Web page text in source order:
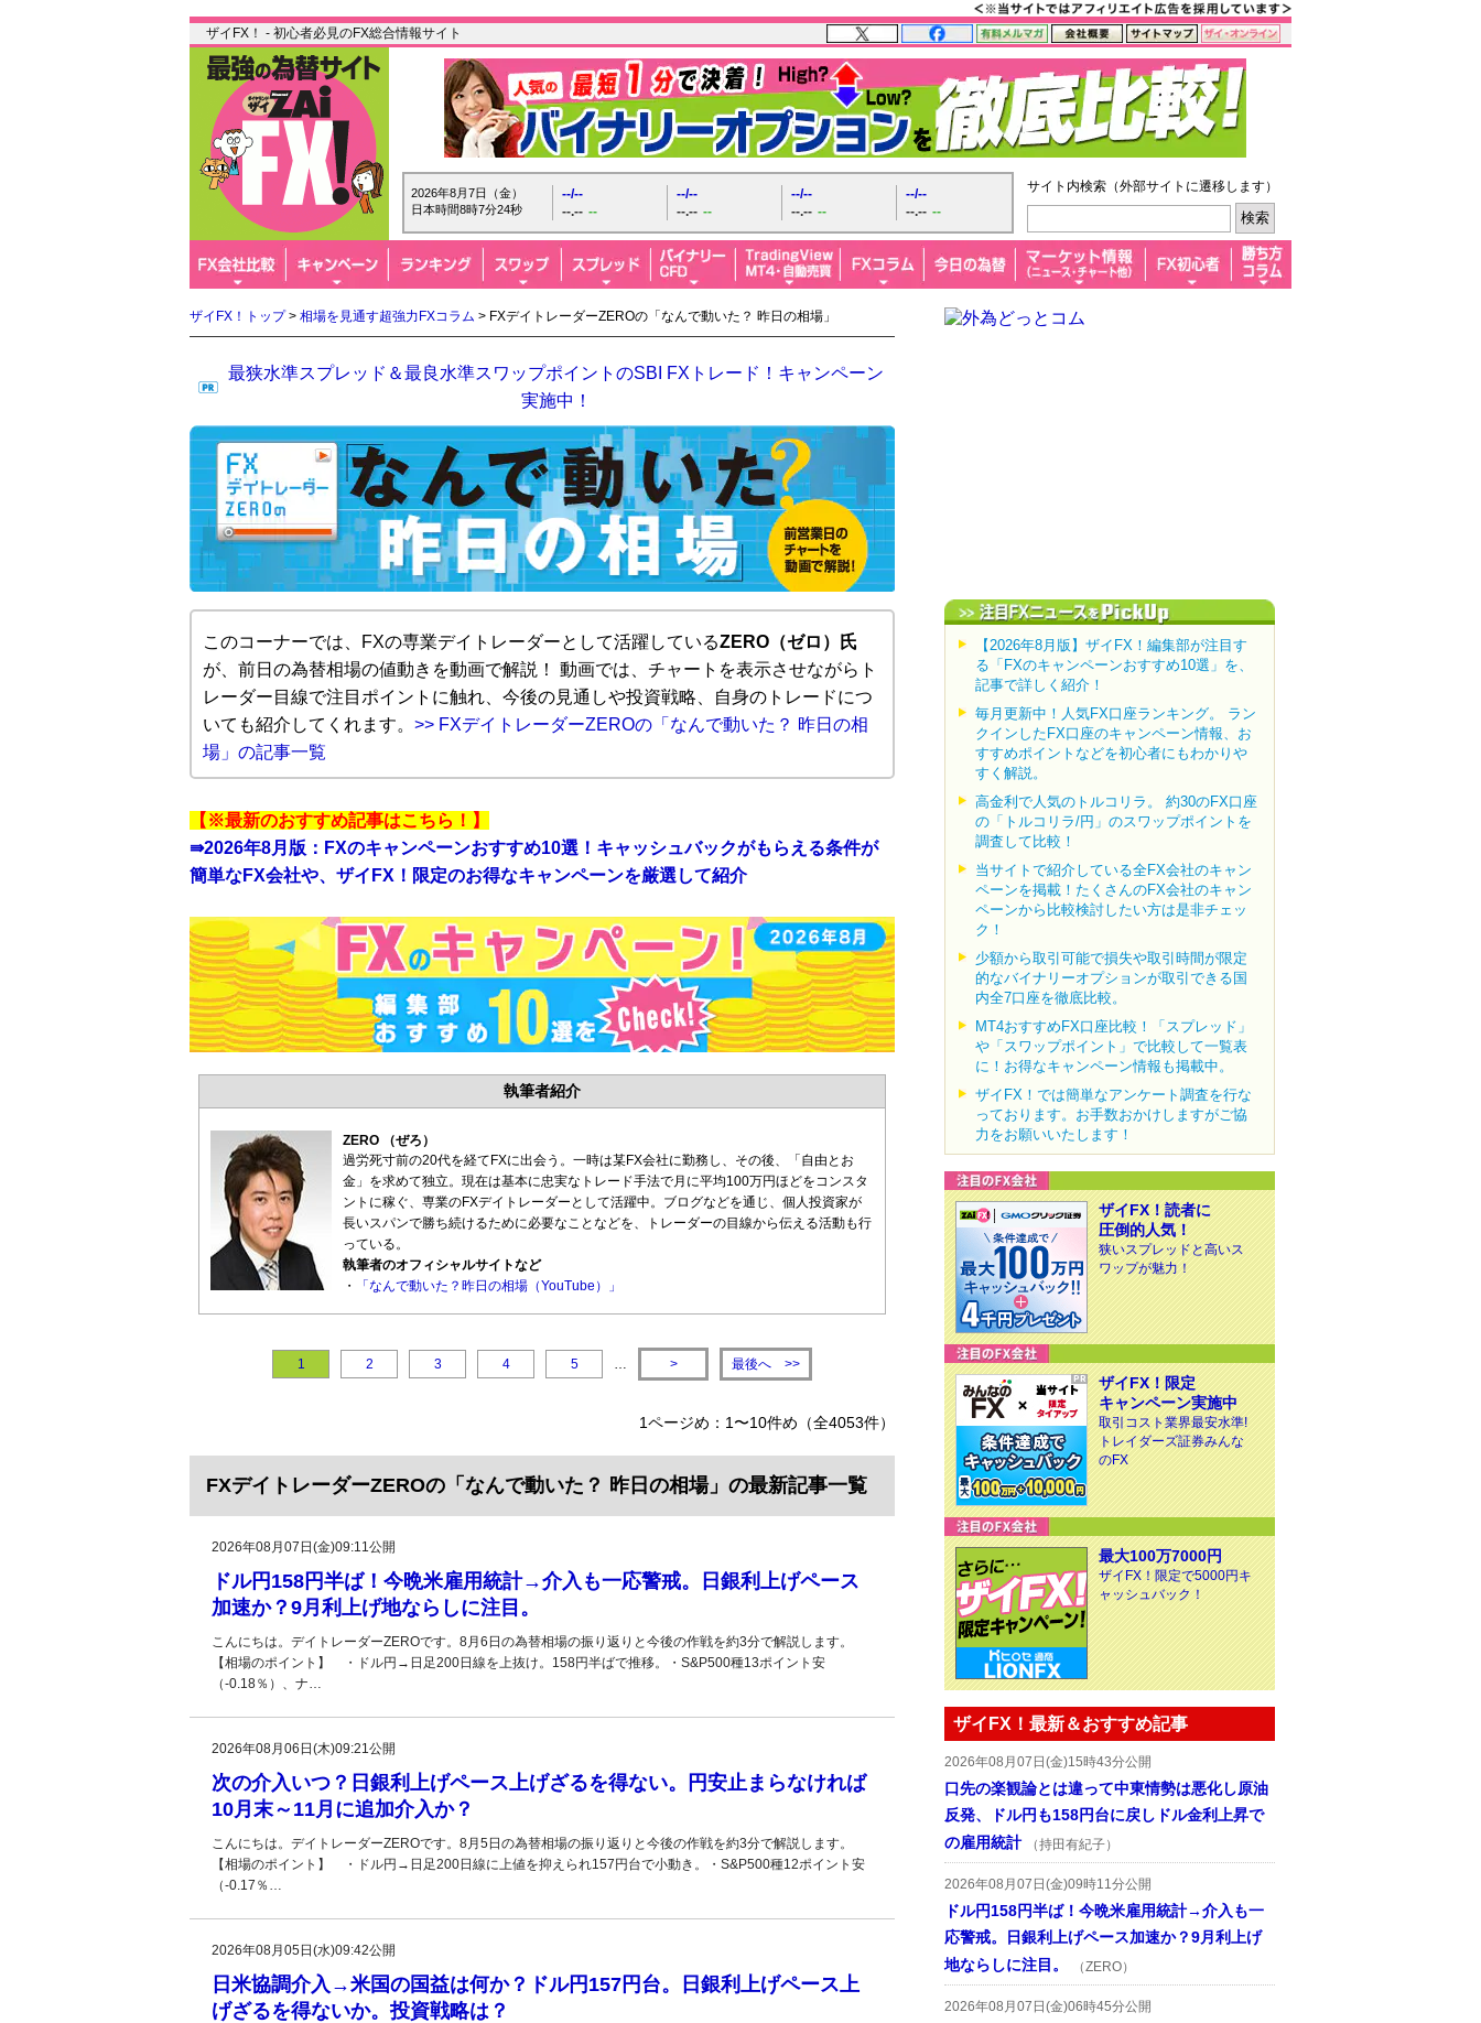
ザイFX！ - 初心者必見のFX総合情報サイト
2026年8月7日（金）
日本時間8時7分25秒
--/--
--.-- --
--/--
--.-- --
--/--
--.-- --
--/--
--.-- --
サイト内検索（外部サイトに遷移します）
ザイFX！トップ> 相場を見通す超強力FXコラム > FXデイトレーダーZEROの「なんで動いた？ 昨日の相場」
最狭水準スプレッド＆最良水準スワップポイントのSBI FXトレード！キャンペーン
実施中！
このコーナーでは、FXの専業デイトレーダーとして活躍しているZERO（ゼロ）氏
が、前日の為替相場の値動きを動画で解説！ 動画では、チャートを表示させながらト
レーダー目線で注目ポイントに触れ、今後の見通しや投資戦略、自身のトレードにつ
いても紹介してくれます。 >> FXデイトレーダーZEROの「なんで動いた？ 昨日の相
場」の記事一覧
【※最新のおすすめ記事はこちら！】
⇛2026年8月版：FXのキャンペーンおすすめ10選！キャッシュバックがもらえる条件が
簡単なFX会社や、ザイFX！限定のお得なキャンペーンを厳選して紹介
執筆者紹介
ZERO （ぜろ）
過労死寸前の20代を経てFXに出会う。一時は某FX会社に勤務し、その後、「自由とお
金」を求めて独立。現在は基本に忠実なトレード手法で月に平均100万円ほどをコンスタ
ントに稼ぐ、専業のFXデイトレーダーとして活躍中。ブログなどを通じ、個人投資家が
長いスパンで勝ち続けるために必要なことなどを、トレーダーの目線から伝える活動も行
っている。
執筆者のオフィシャルサイトなど
・
「なんで動いた？昨日の相場（YouTube）」
1 2 3 4 5 … > 最後へ >>
1ページめ：1〜10件め（全4053件）
FXデイトレーダーZEROの「なんで動いた？ 昨日の相場」の最新記事一覧
2026年08月07日(金)09:11公開
ドル円158円半ば！今晩米雇用統計→介入も一応警戒。日銀利上げペース
加速か？9月利上げ地ならしに注目。
こんにちは。デイトレーダーZEROです。8月6日の為替相場の振り返りと今後の作戦を約3分で解説します。
【相場のポイント】 ・ドル円→日足200日線を上抜け。158円半ばで推移。・S&P500種13ポイント安
（-0.18％）、ナ…
2026年08月06日(木)09:21公開
次の介入いつ？日銀利上げペース上げざるを得ない。円安止まらなければ
10月末～11月に追加介入か？
こんにちは。デイトレーダーZEROです。8月5日の為替相場の振り返りと今後の作戦を約3分で解説します。
【相場のポイント】 ・ドル円→日足200日線に上値を抑えられ157円台で小動き。・S&P500種12ポイント安
（-0.17％…
2026年08月05日(水)09:42公開
日米協調介入→米国の国益は何か？ドル円157円台。日銀利上げペース上
げざるを得ないか。投資戦略は？
【2026年8月版】ザイFX！編集部が注目す
る「FXのキャンペーンおすすめ10選」を、
記事で詳しく紹介！
毎月更新中！人気FX口座ランキング。 ラン
クインしたFX口座のキャンペーン情報、お
すすめポイントなどを初心者にもわかりや
すく解説。
高金利で人気のトルコリラ。 約30のFX口座
の「トルコリラ/円」のスワップポイントを
調査して比較！
当サイトで紹介している全FX会社のキャン
ペーンを掲載！たくさんのFX会社のキャン
ペーンから比較検討したい方は是非チェッ
ク！
少額から取引可能で損失や取引時間が限定
的なバイナリーオプションが取引できる国
内全7口座を徹底比較。
MT4おすすめFX口座比較！「スプレッド」
や「スワップポイント」で比較して一覧表
に！お得なキャンペーン情報も掲載中。
ザイFX！では簡単なアンケート調査を行な
っております。お手数おかけしますがご協
力をお願いいたします！
ザイFX！読者に
圧倒的人気！
狭いスプレッドと高いス
ワップが魅力！
ザイFX！限定
キャンペーン実施中
取引コスト業界最安水準!
トレイダーズ証券みんな
のFX
最大100万7000円
ザイFX！限定で5000円キ
ャッシュバック！
ザイFX！最新＆おすすめ記事
2026年08月07日(金)15時43分公開
口先の楽観論とは違って中東情勢は悪化し原油
反発、ドル円も158円台に戻しドル金利上昇で
の雇用統計
（持田有紀子）
2026年08月07日(金)09時11分公開
ドル円158円半ば！今晩米雇用統計→介入も一
応警戒。日銀利上げペース加速か？9月利上げ
地ならしに注目。
（ZERO）
2026年08月07日(金)06時45分公開